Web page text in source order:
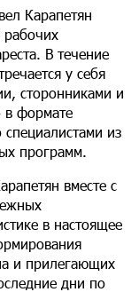
Карапетян
рабочих
В течение
у себя
сторонниками и
в формате
из
программ.
вместе с
в настоящее
и прилегающих
дни по